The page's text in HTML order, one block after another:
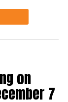
है,
💐
on
7